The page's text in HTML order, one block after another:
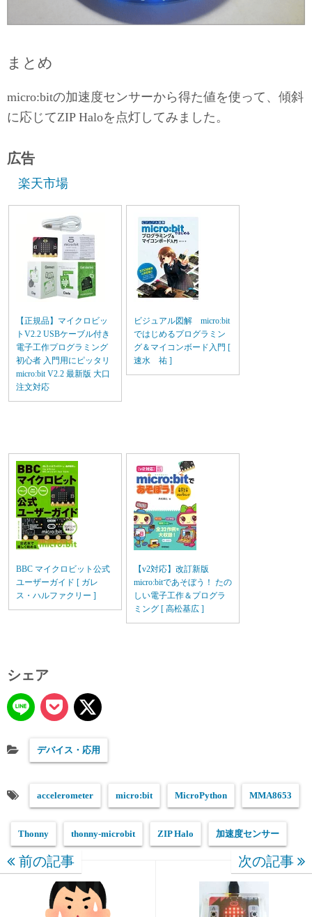
まとめ
micro:bitの加速度センサーから得た値を使って、傾斜
に応じてZIP Haloを点灯してみました。
広告
楽天市場
【正規品】マイクロビッ
トV2.2 USBケーブル付き
電子工作プログラミング
初心者 入門用にピッタリ
micro:bit V2.2 最新版 大口
注文対応
ビジュアル図解 micro:bit
ではじめるプログラミン
グ＆マイコンボード入門 [
速水 祐 ]
BBC マイクロビット公式
ユーザーガイド [ ガレ
ス・ハルファクリー ]
【v2対応】改訂新版
micro:bitであそぼう！ たの
しい電子工作＆プログラ
ミング [ 高松基広 ]
シェア
デバイス・応用
accelerometer micro:bit MicroPython MMA8653
Thonny thonny-microbit ZIP Halo 加速度センサー
前の記事 次の記事